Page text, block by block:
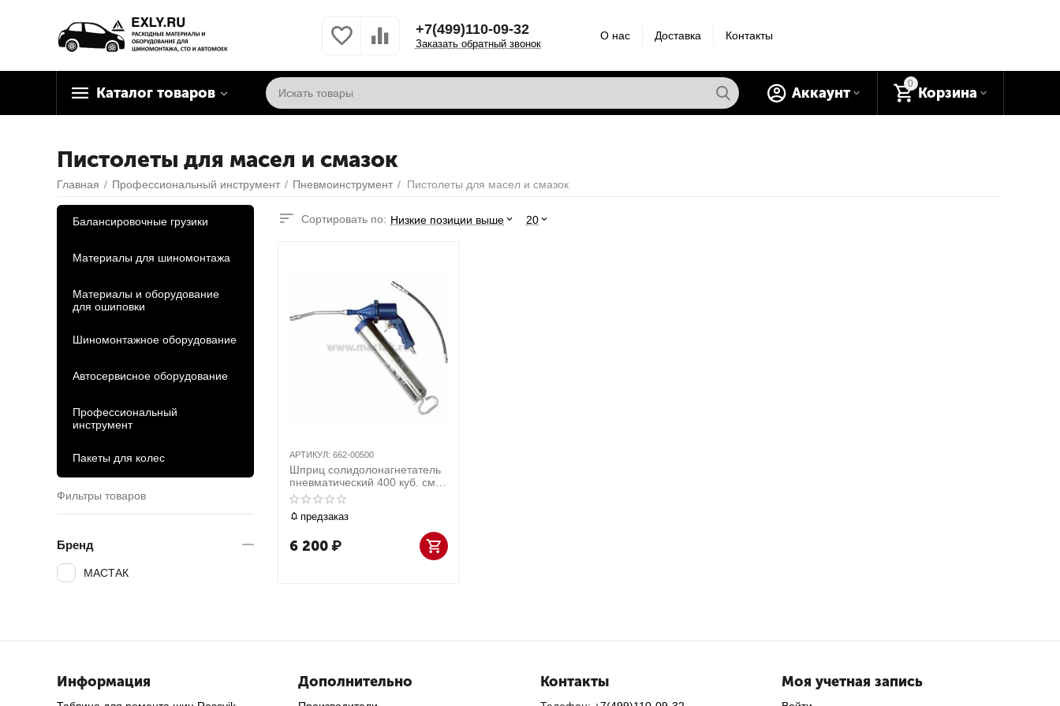
+7(499)110-09-32
Заказать обратный звонок
О нас Доставка Контакты
Каталог товаров
0
Корзина
Аккаунт
Пистолеты для масел и смазок
Главная / Профессиональный инструмент / Пневмоинструмент / Пистолеты для масел и смазок
Сортировать по: Низкие позиции выше 20
АРТИКУЛ: 662-00500
Шприц солидолонагнетатель
пневматический 400 куб. см.
МАСТАК 662-00500
предзаказ
6 200₽
Балансировочные грузики
Материалы для шиномонтажа
Материалы и оборудование
для ошиповки
Шиномонтажное оборудование
Автосервисное оборудование
Профессиональный
инструмент
Пакеты для колес
Фильтры товаров
Бренд
МАСТАК
Информация Дополнительно Контакты Моя учетная запись